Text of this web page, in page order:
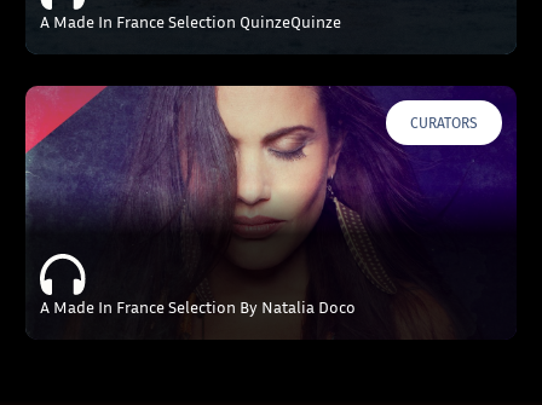
A Made In France Selection QuinzeQuinze
CURATORS
A Made In France Selection By Natalia Doco